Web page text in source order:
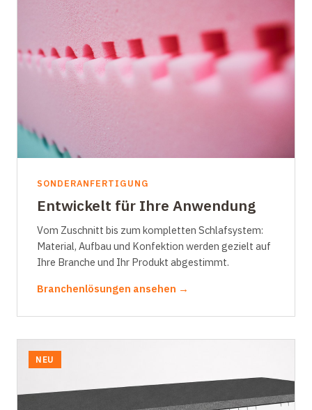
SONDERANFERTIGUNG
Entwickelt für Ihre Anwendung
Vom Zuschnitt bis zum kompletten Schlafsystem:
Material, Aufbau und Konfektion werden gezielt auf
Ihre Branche und Ihr Produkt abgestimmt.
Branchenlösungen ansehen →
NEU